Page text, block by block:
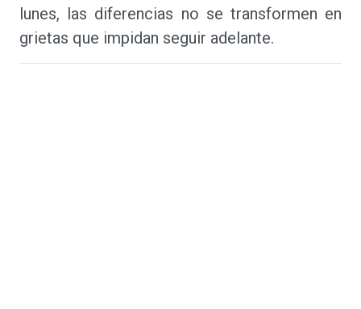
lunes, las diferencias no se transformen en
grietas que impidan seguir adelante.